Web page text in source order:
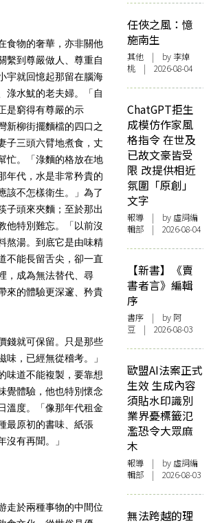
食物的奢華，亦非關他
繫到尊嚴做人、尊重自
宇就回憶起那留在腦海
淥水魷的老夫婦。「自
是窮得有尊嚴的示
新柳街擺麵檔的四口之
子三頭六臂地煮食，丈
忙。「淥麵的格放在地
年代，水是非常矜貴的
該不怎樣衛生。」為了
子頭來夾麵；至於那出
他特別難忘。「以前沒
熬湯。到底它是由味精
不能長留舌尖，卻一直
，成為無法替代、尋
來的體驗更深邃、矜貴
錢就可保留。只是那些
味，已經無從稽考。」
味道不能複製，要靠想
覺體驗，他也特別懷念
溫度。「像那年代租金
最原初的書味、紙張
沒有再聞。」
走於兩種事物的中間位
任俠之風：憶
施南生
其他 | by 李焯
桃 | 2026-08-04
ChatGPT拒生
成模仿作家風
格指令 在世及
已故文豪皆受
限 改提供相近
氛圍「原創」
文字
報導 | by 虛詞編
輯部 | 2026-08-04
【新書】《賣
書者言》編輯
序
書序 | by 阿
豆 | 2026-08-03
歐盟AI法案正式
生效 生成內容
須貼水印識別
業界憂標籤氾
濫恐令大眾麻
木
報導 | by 虛詞編
輯部 | 2026-08-03
無法跨越的理